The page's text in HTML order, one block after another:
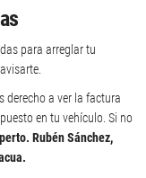
para arreglar tu
derecho a ver la factura
en tu vehículo. Si no
Rubén Sánchez,